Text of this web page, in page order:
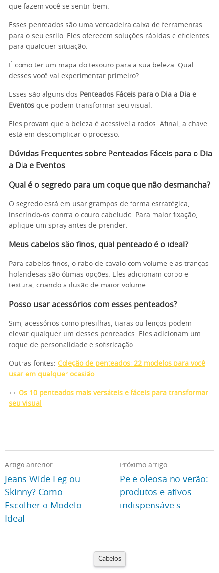
que fazem você se sentir bem.
Esses penteados são uma verdadeira caixa de ferramentas
para o seu estilo. Eles oferecem soluções rápidas e eficientes
para qualquer situação.
É como ter um mapa do tesouro para a sua beleza. Qual
desses você vai experimentar primeiro?
Esses são alguns dos Penteados Fáceis para o Dia a Dia e
Eventos que podem transformar seu visual.
Eles provam que a beleza é acessível a todos. Afinal, a chave
está em descomplicar o processo.
Dúvidas Frequentes sobre Penteados Fáceis para o Dia
a Dia e Eventos
Qual é o segredo para um coque que não desmancha?
O segredo está em usar grampos de forma estratégica,
inserindo-os contra o couro cabeludo. Para maior fixação,
aplique um spray antes de prender.
Meus cabelos são finos, qual penteado é o ideal?
Para cabelos finos, o rabo de cavalo com volume e as tranças
holandesas são ótimas opções. Eles adicionam corpo e
textura, criando a ilusão de maior volume.
Posso usar acessórios com esses penteados?
Sim, acessórios como presilhas, tiaras ou lenços podem
elevar qualquer um desses penteados. Eles adicionam um
toque de personalidade e sofisticação.
Outras fontes: Coleção de penteados: 22 modelos para você
usar em qualquer ocasião
++ Os 10 penteados mais versáteis e fáceis para transformar
seu visual
Artigo anterior
Jeans Wide Leg ou
Skinny? Como
Escolher o Modelo
Ideal
Próximo artigo
Pele oleosa no verão:
produtos e ativos
indispensáveis
Cabelos